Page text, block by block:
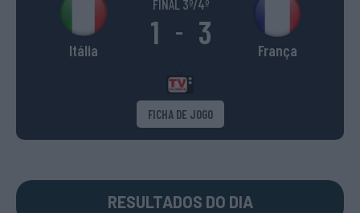
Itália
FINAL 3º/4º
1 - 3 França
FICHA DE JOGO
RESULTADOS DO DIA